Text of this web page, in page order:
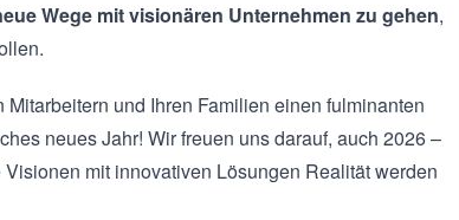
Wege mit visionären Unternehmen zu gehen,
Mitarbeitern und Ihren Familien einen fulminanten
neues Jahr! Wir freuen uns darauf, auch 2026 –
mit innovativen Lösungen Realität werden